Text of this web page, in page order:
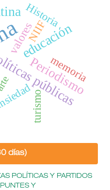
educación
públicas
Periodismo
valores
Historia
memoria
turismo
NIIF
días)
POLÍTICAS Y PARTIDOS
Y